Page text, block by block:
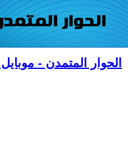
الحوار المتمدن - موبايل